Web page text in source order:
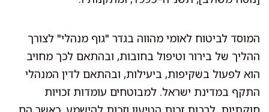
המוסד לביטוח לאומי מהווה בגדר "גוף מנהלי" לצורך
ההליך של בירור וטיפול בחובות, ובהתאם לכך מחויב
הוא לפעול בשקיפות, ביעילות, ובהתאם לדין המנהלי
התקף במדינת ישראל. למבוטחים עומדות זכויות